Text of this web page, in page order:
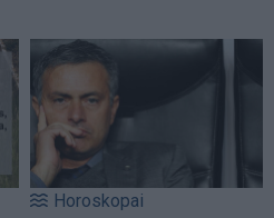
Horoskopai